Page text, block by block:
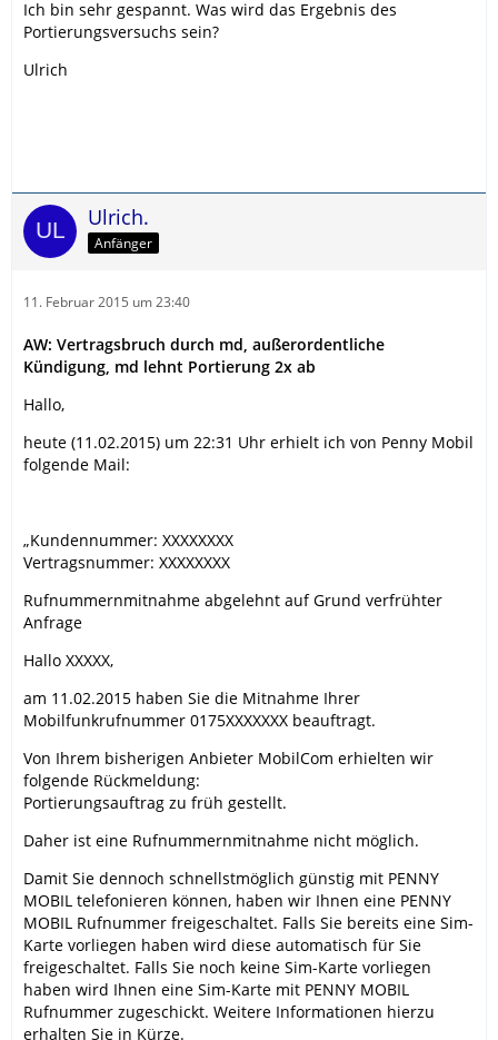
Ich bin sehr gespannt. Was wird das Ergebnis des
Portierungsversuchs sein?
Ulrich
Ulrich.
Anfänger
11. Februar 2015 um 23:40
AW: Vertragsbruch durch md, außerordentliche
Kündigung, md lehnt Portierung 2x ab
Hallo,
heute (11.02.2015) um 22:31 Uhr erhielt ich von Penny Mobil
folgende Mail:
„Kundennummer: XXXXXXXX
Vertragsnummer: XXXXXXXX
Rufnummernmitnahme abgelehnt auf Grund verfrühter
Anfrage
Hallo XXXXX,
am 11.02.2015 haben Sie die Mitnahme Ihrer
Mobilfunkrufnummer 0175XXXXXXX beauftragt.
Von Ihrem bisherigen Anbieter MobilCom erhielten wir
folgende Rückmeldung:
Portierungsauftrag zu früh gestellt.
Daher ist eine Rufnummernmitnahme nicht möglich.
Damit Sie dennoch schnellstmöglich günstig mit PENNY
MOBIL telefonieren können, haben wir Ihnen eine PENNY
MOBIL Rufnummer freigeschaltet. Falls Sie bereits eine Sim-
Karte vorliegen haben wird diese automatisch für Sie
freigeschaltet. Falls Sie noch keine Sim-Karte vorliegen
haben wird Ihnen eine Sim-Karte mit PENNY MOBIL
Rufnummer zugeschickt. Weitere Informationen hierzu
erhalten Sie in Kürze.